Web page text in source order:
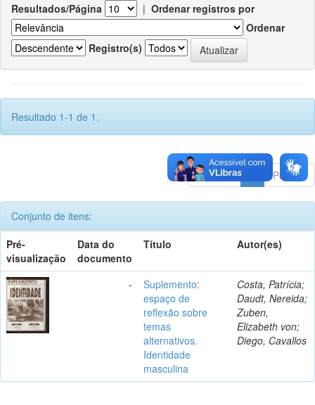
Resultados/Página | Ordenar registros por
Ordenar
Registro(s)
Resultado 1-1 de 1.
Anterior Póximo
Conjunto de itens:
Pré-
visualização
Data do
documento
Título Autor(es)
-
Suplemento:
espaço de
reflexão sobre
temas
alternativos.
Identidade
masculina
Costa, Patrícia;
Daudt, Nereida;
Zuben,
Elizabeth von;
Diego, Cavallos